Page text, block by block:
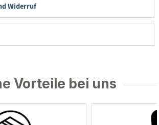
Widerruf
Vorteile bei uns